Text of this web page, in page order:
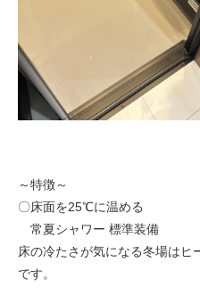
～特徴～
〇床面を25℃に温める
常夏シャワー 標準装備
床の冷たさが気になる冬場は
です。